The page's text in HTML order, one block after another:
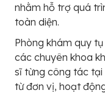
nhằm hỗ trợ quá
toàn diện.
Phòng khám quy
các chuyên khoa
sĩ từng công tác tại
từ đơn vị, hoạt